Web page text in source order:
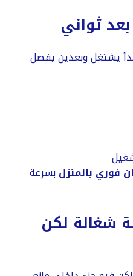
يشتغل وبعدين يفصل
فوري بالمنزلبسرعة
شغالة لكن